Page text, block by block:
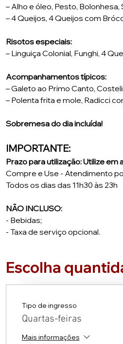
– Alho e óleo, Pesto, Bolonhesa,
– 4 Queijos, 4 Queijos com
Risotos especiais:
– Linguiça Colonial, Funghi, 4
Acompanhamentos típicos:
– Galeto ao Primo Canto,
– Polenta frita e mole, Radicci
Sobremesa do dia incluída!
IMPORTANTE:
Prazo para utilização: Utilize
Compre e Use - Atendimento
Todos os dias das 11h30 às 23h
NÃO INCLUSO:
- Bebidas;
- Taxa de serviço opcional.
Escolha
Tipo de ingresso
Quartas-feiras
Mais informações